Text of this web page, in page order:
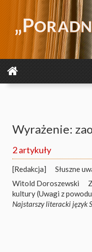
Wyrażenie:
2 artykuły
[Redakcja] Słuszne
Witold Doroszewski
kultury (Uwagi z
Najstarszy literacki język